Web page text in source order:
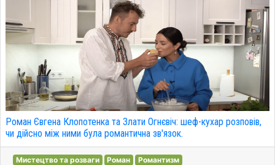
Роман Євгена Клопотенка та Злати Огнєвіч: шеф-кухар розповів,
чи дійсно між ними була романтична зв'язок.
Мистецтво та розваги Роман Романтизм